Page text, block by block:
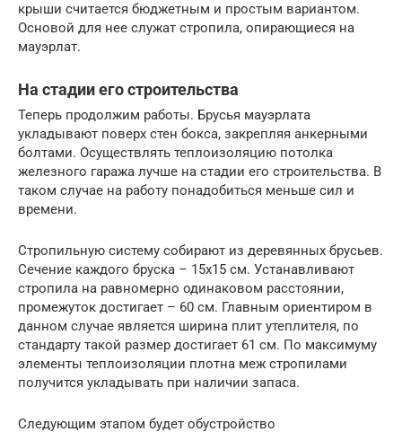
крыши считается бюджетным и простым вариантом.
Основой для нее служат стропила, опирающиеся на
мауэрлат.
На стадии его строительства
Теперь продолжим работы. Брусья мауэрлата
укладывают поверх стен бокса, закрепляя анкерными
болтами. Осуществлять теплоизоляцию потолка
железного гаража лучше на стадии его строительства. В
таком случае на работу понадобиться меньше сил и
времени.
Стропильную систему собирают из деревянных брусьев.
Сечение каждого бруска – 15х15 см. Устанавливают
стропила на равномерно одинаковом расстоянии,
промежуток достигает – 60 см. Главным ориентиром в
данном случае является ширина плит утеплителя, по
стандарту такой размер достигает 61 см. По максимуму
элементы теплоизоляции плотна меж стропилами
получится укладывать при наличии запаса.
Следующим этапом будет обустройство